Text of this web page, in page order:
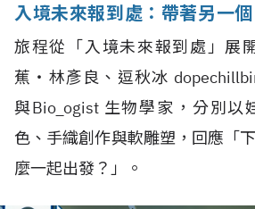
入境未來報到處：帶著另一
旅程從「入境未來報到處」展
蕉‧林彥良、逗秋冰
與Bio_ogist 生物學家，分別以
色、手織創作與軟雕塑，回應「
麼一起出發？」。